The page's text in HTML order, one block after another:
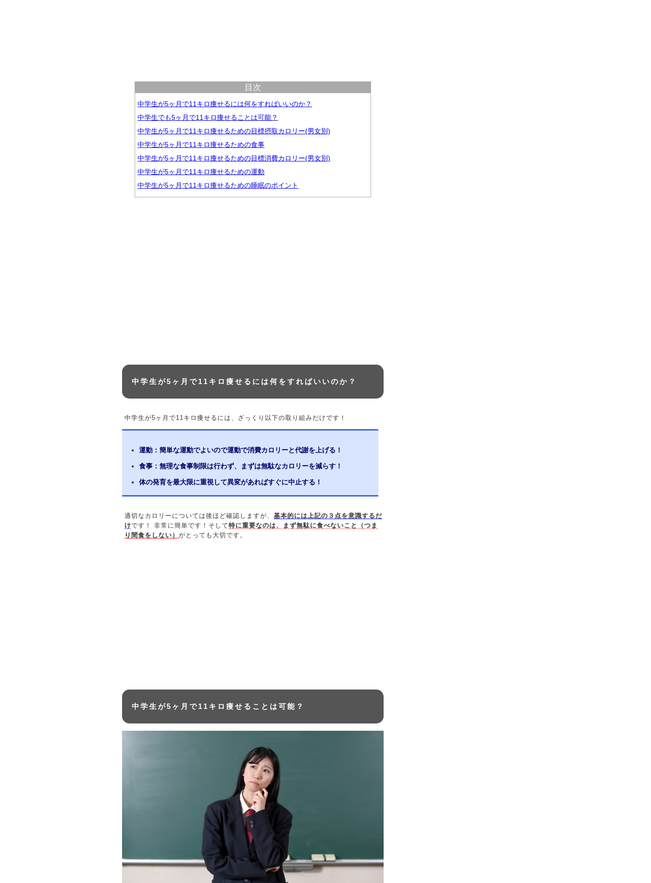
目次
中学生が5ヶ月で11キロ痩せるには何をすればいいのか？
中学生でも5ヶ月で11キロ痩せることは可能？
中学生が5ヶ月で11キロ痩せるための目標摂取カロリー(男女別)
中学生が5ヶ月で11キロ痩せるための食事
中学生が5ヶ月で11キロ痩せるための目標消費カロリー(男女別)
中学生が5ヶ月で11キロ痩せるための運動
中学生が5ヶ月で11キロ痩せるための睡眠のポイント
中学生が5ヶ月で11キロ痩せるには何をすればいいのか？
中学生が5ヶ月で11キロ痩せるには、ざっくり以下の取り組みだけです！
運動：簡単な運動でよいので運動で消費カロリーと代謝を上げる！
食事：無理な食事制限は行わず、まずは無駄なカロリーを減らす！
体の発育を最大限に重視して異変があればすぐに中止する！
適切なカロリーについては後ほど確認しますが、 基本的には上記の３点を意識するだ
けです！ 非常に簡単です！そして特に重要なのは、まず無駄に食べないこと（つま
り間食をしない） がとっても大切です。
中学生が5ヶ月で11キロ痩せることは可能？